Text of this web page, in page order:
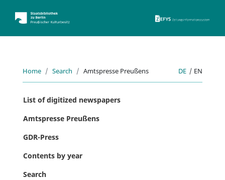
Home Search Amtspresse Preußens DE | EN
List of digitized newspapers
Amtspresse Preußens
GDR-Press
Contents by year
Search